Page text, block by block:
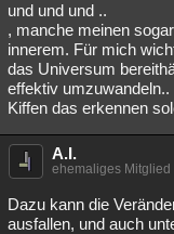
und und und ..
, manche meinen
innerem. Für mich
das Universum
effektiv
Kiffen das erkennen
A.I.
ehemaliges Mitglied
Dazu kann die
ausfallen, und auch